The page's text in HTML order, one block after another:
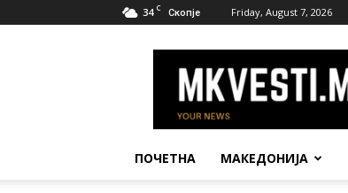
34 C Скопје Friday, August 7, 2026
Вести
ПОЧЕТНА МАКЕДОНИЈА